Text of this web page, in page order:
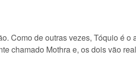
Como de outras vezes, Tóquio é
chamado Mothra e, os dois vão